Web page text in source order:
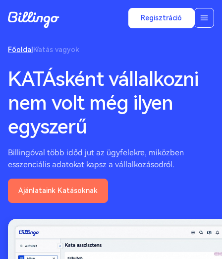
Regisztráció
Főoldal Katás vagyok
KATÁsként vállalkozni
nem volt még ilyen
egyszerű
Billingóval több időd jut az ügyfelekre, miközben
esszenciális adatokat kapsz a vállalkozásodról.
Ajánlataink Katásoknak